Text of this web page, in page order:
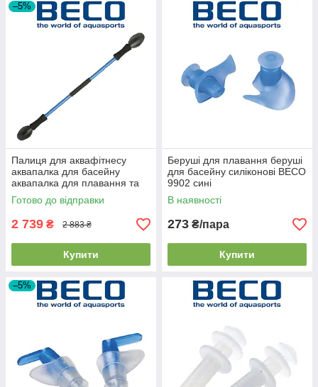
–5%
Палиця для аквафітнесу
аквапалка для басейну
аквапалка для плавання та
аквааеробіки BECO 9657
Bodyflex
Готово до відправки
2 739 ₴ 2 883 ₴
Купити
Беруші для плавання беруші
для басейну силіконові BECO
9902 сині
В наявності
273 ₴/пара
Купити
–5%